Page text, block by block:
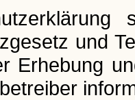
und
Erhebung